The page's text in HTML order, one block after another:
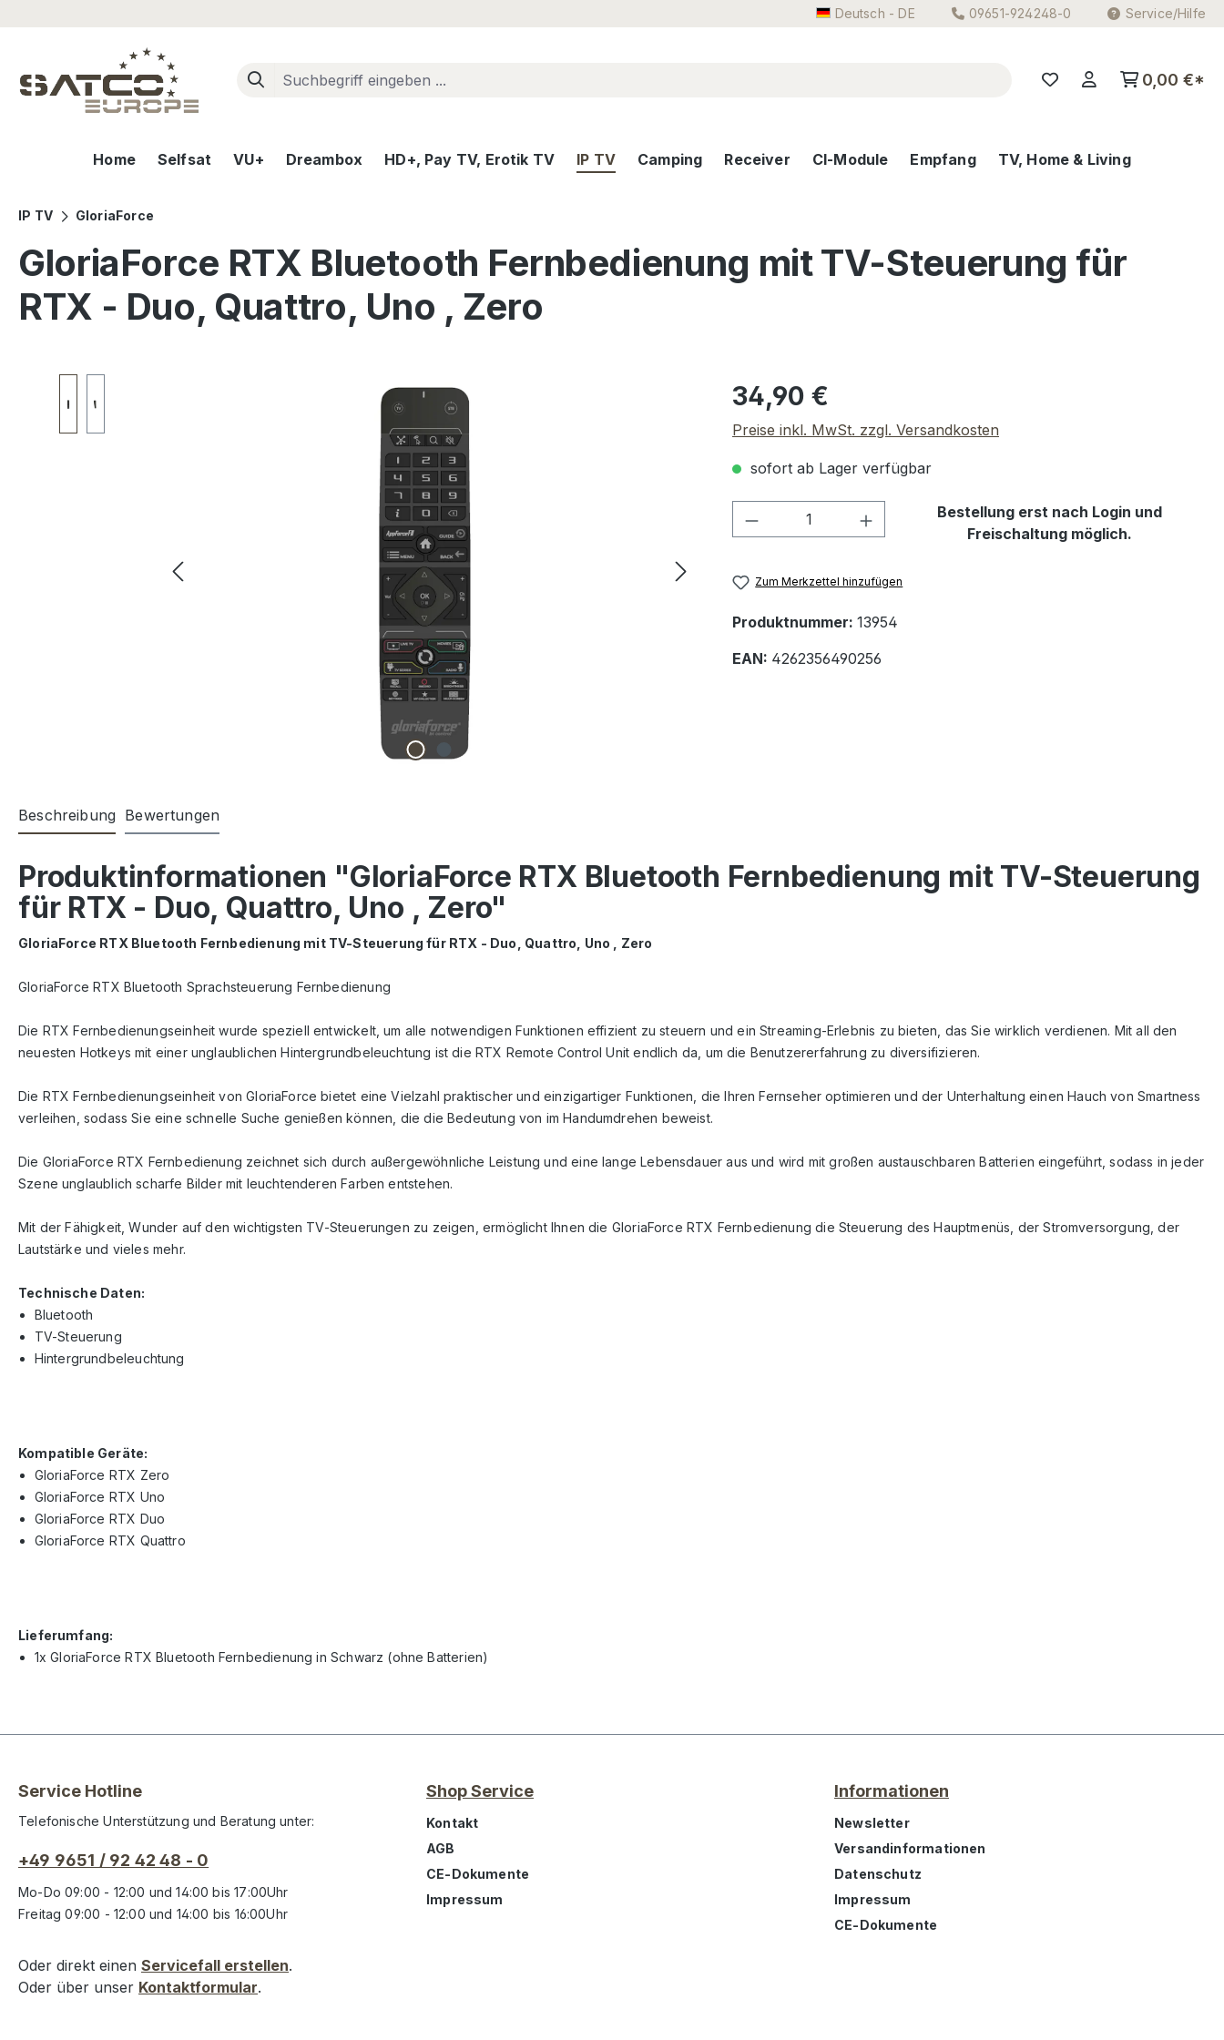
Deutsch - DE 09651-924248-0 Service/Hilfe
0,00 €*
Home Selfsat VU+ Dreambox HD+, Pay TV, Erotik TV IP TV Camping Receiver CI-Module Empfang TV, Home & Living
IP TV GloriaForce
GloriaForce RTX Bluetooth Fernbedienung mit TV-Steuerung für
RTX - Duo, Quattro, Uno , Zero
Regulärer Preis:
34,90 €
Preise inkl. MwSt. zzgl. Versandkosten
sofort ab Lager verfügbar
Produkt Anzahl: Gib den gewünschten Wert
Bestellung erst nach Login und
Freischaltung möglich.
Zum Merkzettel hinzufügen
Produktnummer: 13954
EAN: 4262356490256
Beschreibung Bewertungen
Produktinformationen "GloriaForce RTX Bluetooth Fernbedienung mit TV-Steuerung
für RTX - Duo, Quattro, Uno , Zero"
GloriaForce RTX Bluetooth Fernbedienung mit TV-Steuerung für RTX - Duo, Quattro, Uno , Zero
GloriaForce RTX Bluetooth Sprachsteuerung Fernbedienung
Die RTX Fernbedienungseinheit wurde speziell entwickelt, um alle notwendigen Funktionen effizient zu steuern und ein Streaming-Erlebnis zu bieten, das Sie wirklich verdienen. Mit all den
neuesten Hotkeys mit einer unglaublichen Hintergrundbeleuchtung ist die RTX Remote Control Unit endlich da, um die Benutzererfahrung zu diversifizieren.
Die RTX Fernbedienungseinheit von GloriaForce bietet eine Vielzahl praktischer und einzigartiger Funktionen, die Ihren Fernseher optimieren und der Unterhaltung einen Hauch von Smartness
verleihen, sodass Sie eine schnelle Suche genießen können, die die Bedeutung von im Handumdrehen beweist.
Die GloriaForce RTX Fernbedienung zeichnet sich durch außergewöhnliche Leistung und eine lange Lebensdauer aus und wird mit großen austauschbaren Batterien eingeführt, sodass in jeder
Szene unglaublich scharfe Bilder mit leuchtenderen Farben entstehen.
Mit der Fähigkeit, Wunder auf den wichtigsten TV-Steuerungen zu zeigen, ermöglicht Ihnen die GloriaForce RTX Fernbedienung die Steuerung des Hauptmenüs, der Stromversorgung, der
Lautstärke und vieles mehr.
Technische Daten:
Bluetooth
TV-Steuerung
Hintergrundbeleuchtung
Kompatible Geräte:
GloriaForce RTX Zero
GloriaForce RTX Uno
GloriaForce RTX Duo
GloriaForce RTX Quattro
Lieferumfang:
1x GloriaForce RTX Bluetooth Fernbedienung in Schwarz (ohne Batterien)
Service Hotline
Telefonische Unterstützung und Beratung unter:
+49 9651 / 92 42 48 - 0
Mo-Do 09:00 - 12:00 und 14:00 bis 17:00Uhr
Freitag 09:00 - 12:00 und 14:00 bis 16:00Uhr
Oder direkt einen Servicefall erstellen.
Oder über unser Kontaktformular.
Shop Service
Kontakt
AGB
CE-Dokumente
Impressum
Informationen
Newsletter
Versandinformationen
Datenschutz
Impressum
CE-Dokumente